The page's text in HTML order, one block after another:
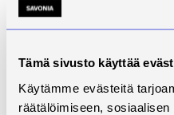
Tämä sivusto käyttää
Käytämme evästeitä
räätälöimiseen,